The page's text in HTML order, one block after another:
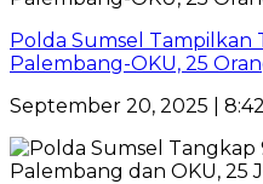
Polda Sumsel Tampilkan
Palembang-OKU, 25
September 20, 2025 |